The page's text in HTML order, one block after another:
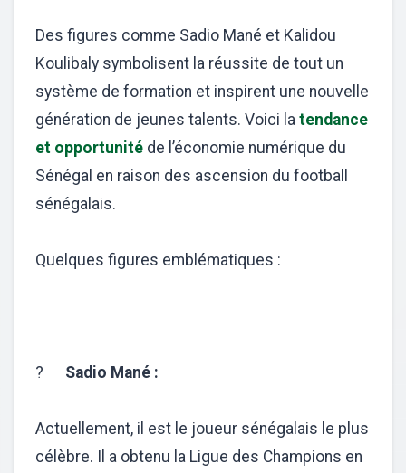
Des figures comme Sadio Mané et Kalidou
Koulibaly symbolisent la réussite de tout un
système de formation et inspirent une nouvelle
génération de jeunes talents. Voici la tendance
et opportunité de l’économie numérique du
Sénégal en raison des ascension du football
sénégalais.
Quelques figures emblématiques :
? Sadio Mané :
Actuellement, il est le joueur sénégalais le plus
célèbre. Il a obtenu la Ligue des Champions en